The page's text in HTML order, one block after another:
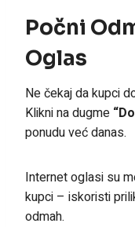
Počni
Oglas
Ne čekaj da kupci
Klikni na dugme
ponudu već danas.
Internet oglasi su
kupci – iskoristi
odmah.